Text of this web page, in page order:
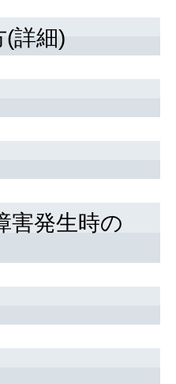
詳細)
害発生時の